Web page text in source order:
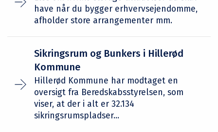
have når du bygger erhvervsejendomme,
afholder store arrangementer mm.
Sikringsrum og Bunkers i Hillerød
Kommune
Hillerød Kommune har modtaget en
oversigt fra Beredskabsstyrelsen, som
viser, at der i alt er 32.134
sikringsrumspladser...